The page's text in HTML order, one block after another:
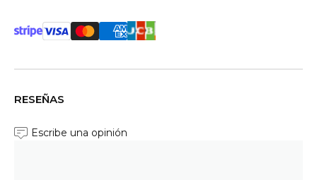
RESEÑAS
Escribe una opinión